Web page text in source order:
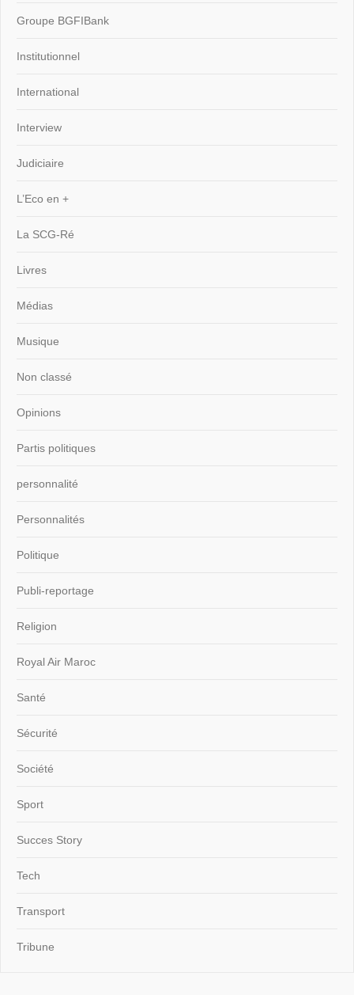
Groupe BGFIBank
Institutionnel
International
Interview
Judiciaire
L’Eco en +
La SCG-Ré
Livres
Médias
Musique
Non classé
Opinions
Partis politiques
personnalité
Personnalités
Politique
Publi-reportage
Religion
Royal Air Maroc
Santé
Sécurité
Société
Sport
Succes Story
Tech
Transport
Tribune